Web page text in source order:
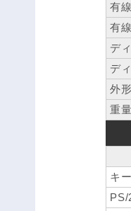
有
有
デ
デ
外
重量
キ
PS/